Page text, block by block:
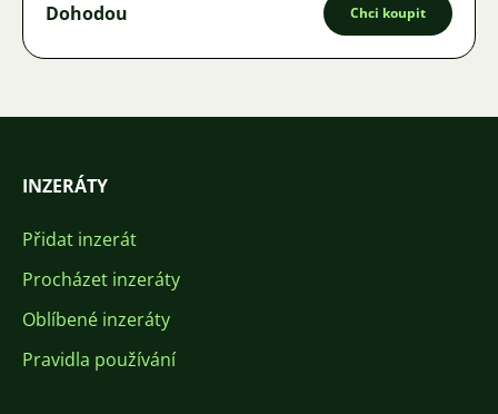
Dohodou Chci koupit
INZERÁTY
Přidat inzerát
Procházet inzeráty
Oblíbené inzeráty
Pravidla používání